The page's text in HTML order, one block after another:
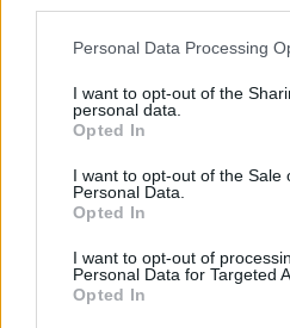
Personal Data Processing
I want to opt-out of the
personal data.
Opted In
I want to opt-out of the Sale
Personal Data.
Opted In
I want to opt-out of
Personal Data for Targeted
Opted In
Arhiva sondajelor